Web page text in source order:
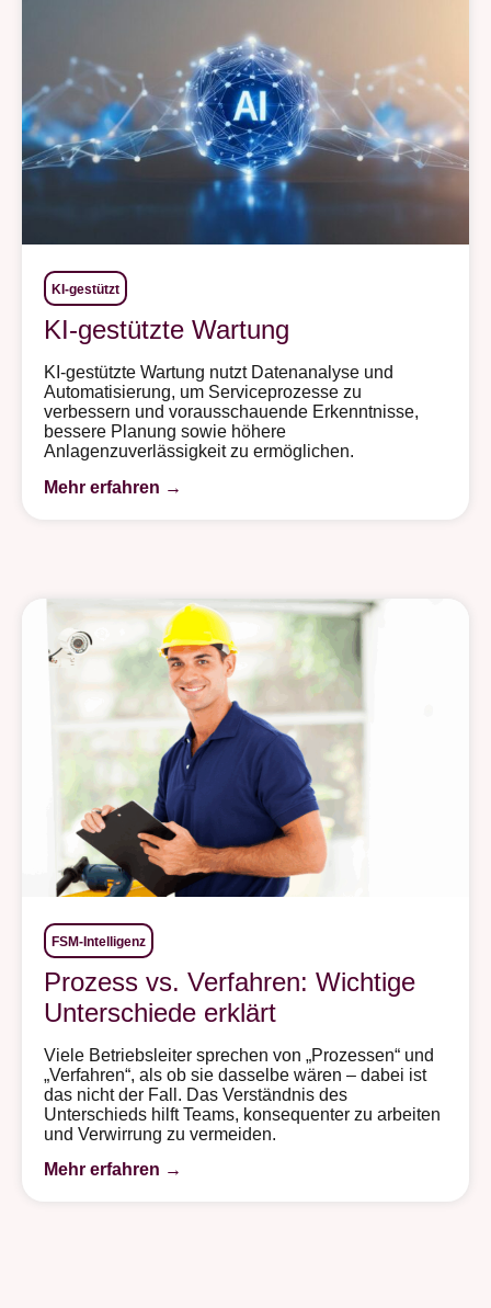
KI-gestützt
KI-gestützte Wartung
KI-gestützte Wartung nutzt Datenanalyse und
Automatisierung, um Serviceprozesse zu
verbessern und vorausschauende Erkenntnisse,
bessere Planung sowie höhere
Anlagenzuverlässigkeit zu ermöglichen.
Mehr erfahren →
FSM-Intelligenz
Prozess vs. Verfahren: Wichtige
Unterschiede erklärt
Viele Betriebsleiter sprechen von „Prozessen“ und
„Verfahren“, als ob sie dasselbe wären – dabei ist
das nicht der Fall. Das Verständnis des
Unterschieds hilft Teams, konsequenter zu arbeiten
und Verwirrung zu vermeiden.
Mehr erfahren →